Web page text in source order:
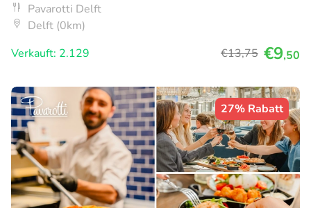
Pavarotti Delft
Delft (0km)
Verkauft: 2.129
€13,75 €9,50
27% Rabatt